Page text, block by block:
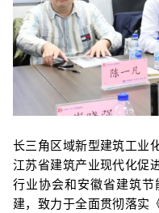
长三角区域新型建筑工业
江苏省建筑产业现代化促
行业协会和安徽省建筑
建，致力于全面贯彻落实